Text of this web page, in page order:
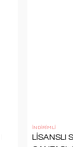
İNDİRİMLİ
LİSANSLI